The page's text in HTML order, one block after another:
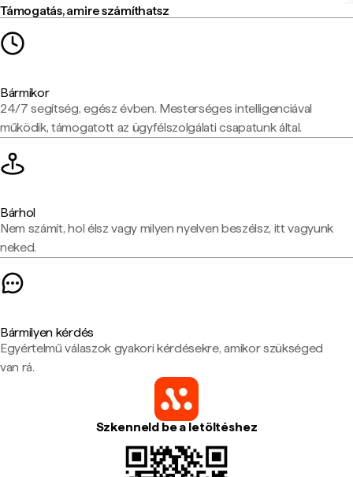
Támogatás, amire számíthatsz
Bármikor
24/7 segítség, egész évben. Mesterséges intelligenciával
működik, támogatott az ügyfélszolgálati csapatunk által.
Bárhol
Nem számít, hol élsz vagy milyen nyelven beszélsz, itt vagyunk
neked.
Bármilyen kérdés
Egyértelmű válaszok gyakori kérdésekre, amikor szükséged
van rá.
Szkenneld be a letöltéshez